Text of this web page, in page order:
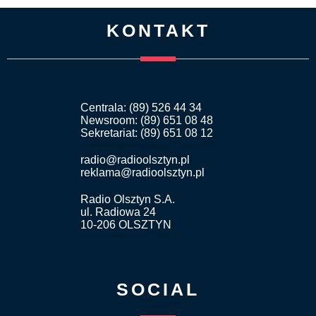
KONTAKT
Centrala: (89) 526 44 34
Newsroom: (89) 651 08 48
Sekretariat: (89) 651 08 12
radio@radioolsztyn.pl
reklama@radioolsztyn.pl
Radio Olsztyn S.A.
ul. Radiowa 24
10-206 OLSZTYN
SOCIAL